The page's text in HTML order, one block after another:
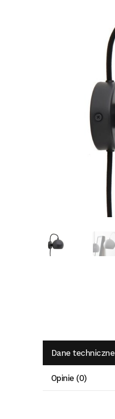
Dane techniczne
Opinie (0)